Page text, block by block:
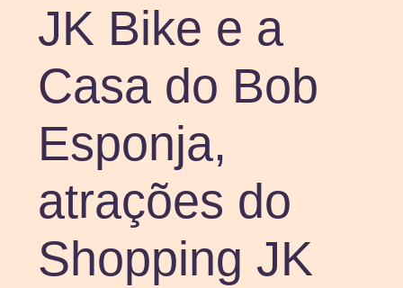
JK Bike e a
Casa do Bob
Esponja,
atrações do
Shopping JK